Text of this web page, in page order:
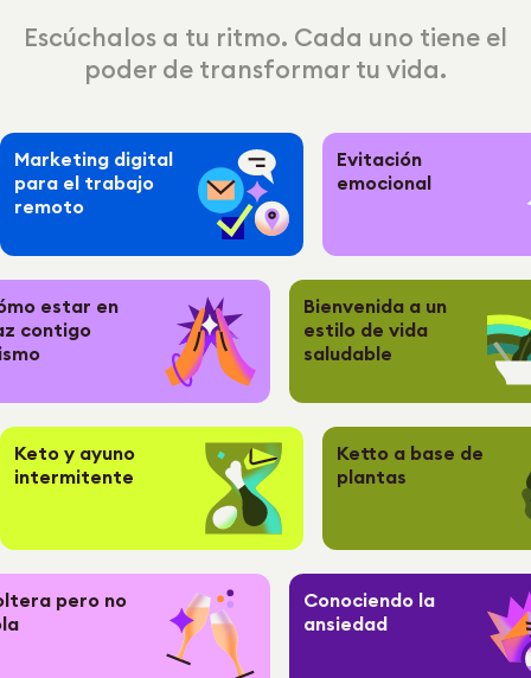
Escúchalos a tu ritmo. Cada uno tiene el
poder de transformar tu vida.
Marketing digital
para el trabajo
remoto
Evitación
emocional
estar en
contigo
Bienvenida a un
estilo de vida
saludable
Keto y ayuno
intermitente
Ketto a base de
plantas
pero no
Conociendo la
ansiedad